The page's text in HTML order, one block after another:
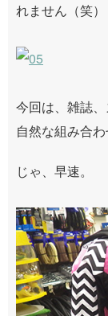
れません（笑）
今回は、雑誌
自然な組み合
じゃ、早速。